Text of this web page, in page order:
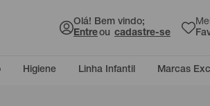
Olá! Bem vindo;
Entreou cadastre-se
Higiene Linha Infantil Marcas